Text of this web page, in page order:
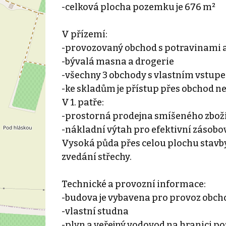
-celková plocha pozemku je 676 m²
V přízemí:
-provozovaný obchod s potravinami
-bývalá masna a drogerie
-všechny 3 obchody s vlastním
-ke skladům je přístup přes obchod
V 1. patře:
-prostorná prodejna smíšeného
-nákladní výtah pro efektivní
Vysoká půda přes celou plochu
zvedání střechy.
Technické a provozní informace:
-budova je vybavena pro provoz
-vlastní studna